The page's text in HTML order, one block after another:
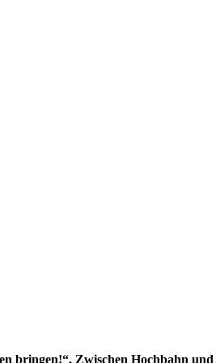
bringen!“. Zwischen Hochbahn